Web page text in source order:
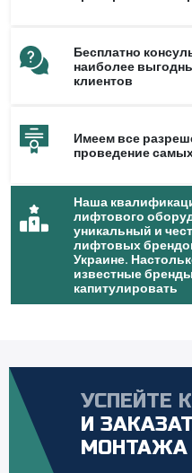
Бесплатно
наиболее
клиентов
Имеем все
проведение
Наша
лифтового
уникальный и
лифтовых
Украине.
известные
капитулировать
УСПЕЙТЕ
И
МОНТАЖА